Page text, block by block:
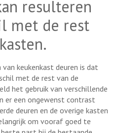
resulteren
met de rest
keukenkast deuren is dat
met de rest van de
het gebruik van verschillende
er een ongewenst contrast
deuren en de overige kasten
om vooraf goed te